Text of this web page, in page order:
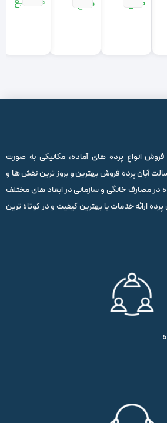
مربع
مربع
فروش انواع پرده های آماده، مکانیکی به صورت
آبان پرده فروش بهترین و بروز ترین نقش ها و
در مصارف خانگی و سازمانی در ابعاد های مختلف
ارائه خدمات با بهترین کیفیت و در کوتاه ترین